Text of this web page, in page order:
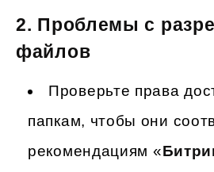
2. Проблемы с
файлов
Проверьте права
папкам, чтобы они
рекомендациям «